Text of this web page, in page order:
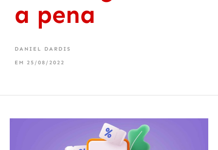
a pena
DANIEL DARDIS
EM 25/08/2022